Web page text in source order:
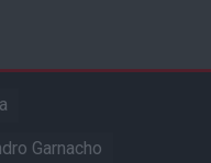
Garnacho